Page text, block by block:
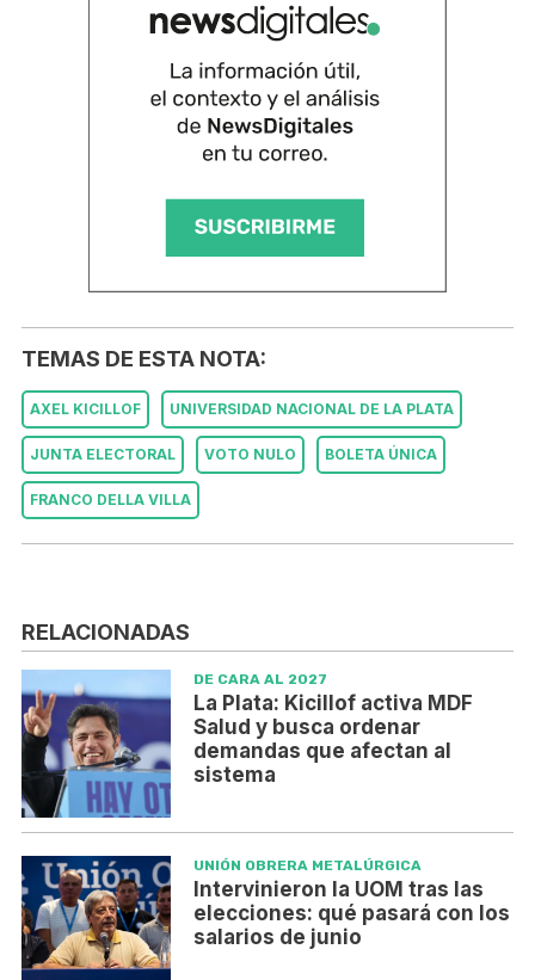
TEMAS DE ESTA NOTA:
AXEL KICILLOF UNIVERSIDAD NACIONAL DE LA PLATA
JUNTA ELECTORAL VOTO NULO BOLETA ÚNICA
FRANCO DELLA VILLA
RELACIONADAS
DE CARA AL 2027
La Plata: Kicillof activa MDF
Salud y busca ordenar
demandas que afectan al
sistema
UNIÓN OBRERA METALÚRGICA
Intervinieron la UOM tras las
elecciones: qué pasará con los
salarios de junio